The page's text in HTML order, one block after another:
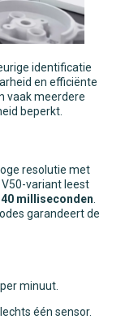
identificatie
en efficiënte
vaak meerdere
beperkt.
resolutie met
variant leest
milliseconden
garandeert de
minuut.
één sensor.